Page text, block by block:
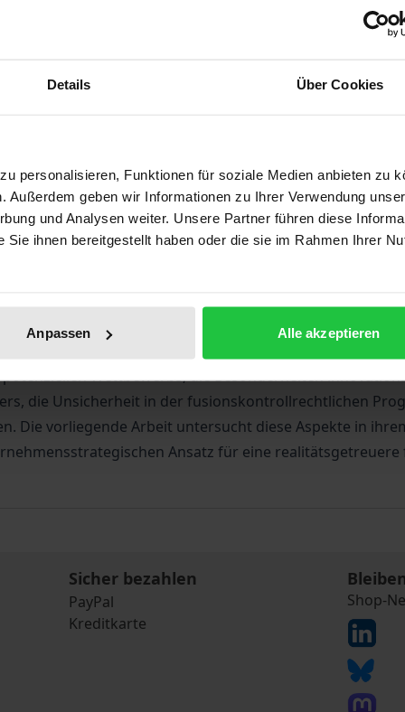
Details Über Cookies
personalisieren, Funktionen für soziale Medien anbieten zu
geben wir Informationen zu Ihrer Verwendung
und Analysen weiter. Unsere Partner führen diese
ihnen bereitgestellt haben oder die sie im Rahmen Ihrer
Anpassen Alle akzeptieren
ISBN 978-3-7489-
MwSt. Abhängig von der Lieferadresse kann die MwSt. an der
mehrere Schwierigkeiten aufeinander: die
Wettbewerbs, die Besonderheiten
die Unsicherheit in der fusionskontrollrechtlichen
vorliegende Arbeit untersucht diese Aspekte in
Ansatz für eine
Sicher bezahlen
PayPal
Kreditkarte
Shop-